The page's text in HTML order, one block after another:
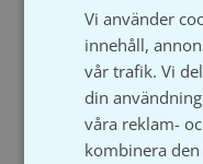
Vi använder
innehåll,
vår trafik. Vi
din
våra reklam-
kombinera